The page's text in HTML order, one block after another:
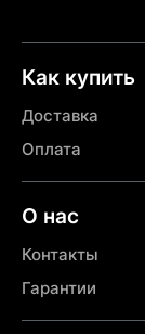
Как купить
Доставка
Оплата
О нас
Контакты
Гарантии